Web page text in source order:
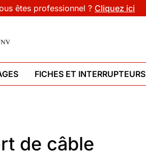
êtes professionnel ? Cliquez ici
FICHES ET INTERRUPTEURS
de câble